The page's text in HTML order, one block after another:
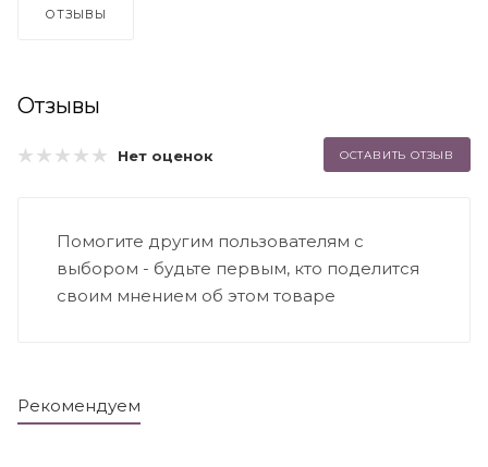
ОТЗЫВЫ
Отзывы
Нет оценок ОСТАВИТЬ ОТЗЫВ
Помогите другим пользователям с
выбором - будьте первым, кто поделится
своим мнением об этом товаре
Рекомендуем